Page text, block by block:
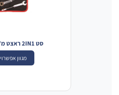
מגוון אפשרויות